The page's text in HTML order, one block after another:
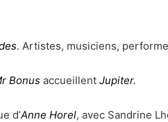
. Artistes, musiciens,
Bonus accueillentJupiter.
d’Anne Horel, avec Sandrine